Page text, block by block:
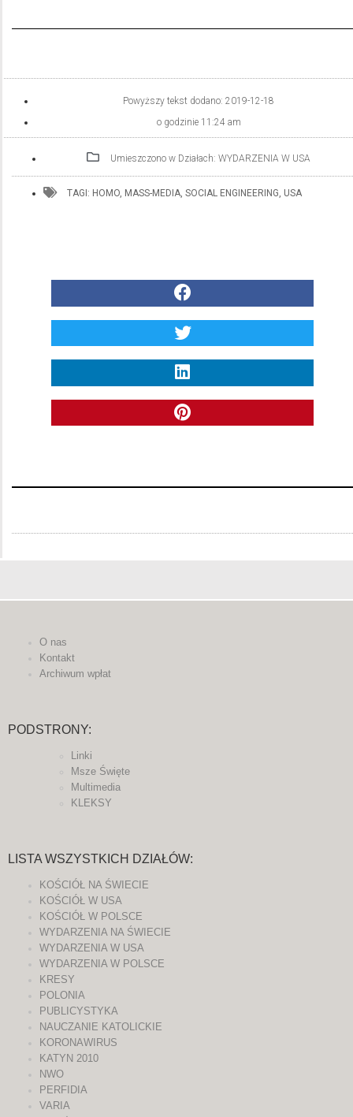
Powyższy tekst dodano: 2019-12-18
o godzinie 11:24 am
Umieszczono w Działach: WYDARZENIA W USA
TAGI: HOMO, MASS-MEDIA, SOCIAL ENGINEERING, USA
O nas
Kontakt
Archiwum wpłat
PODSTRONY:
Linki
Msze Święte
Multimedia
KLEKSY
LISTA WSZYSTKICH DZIAŁÓW:
KOŚCIÓŁ NA ŚWIECIE
KOŚCIÓŁ W USA
KOŚCIÓŁ W POLSCE
WYDARZENIA NA ŚWIECIE
WYDARZENIA W USA
WYDARZENIA W POLSCE
KRESY
POLONIA
PUBLICYSTYKA
NAUCZANIE KATOLICKIE
KORONAWIRUS
KATYN 2010
NWO
PERFIDIA
VARIA